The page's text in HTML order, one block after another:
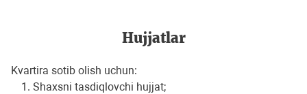
Hujjatlar
Kvartira sotib olish uchun:
Shaxsni tasdiqlovchi hujjat;